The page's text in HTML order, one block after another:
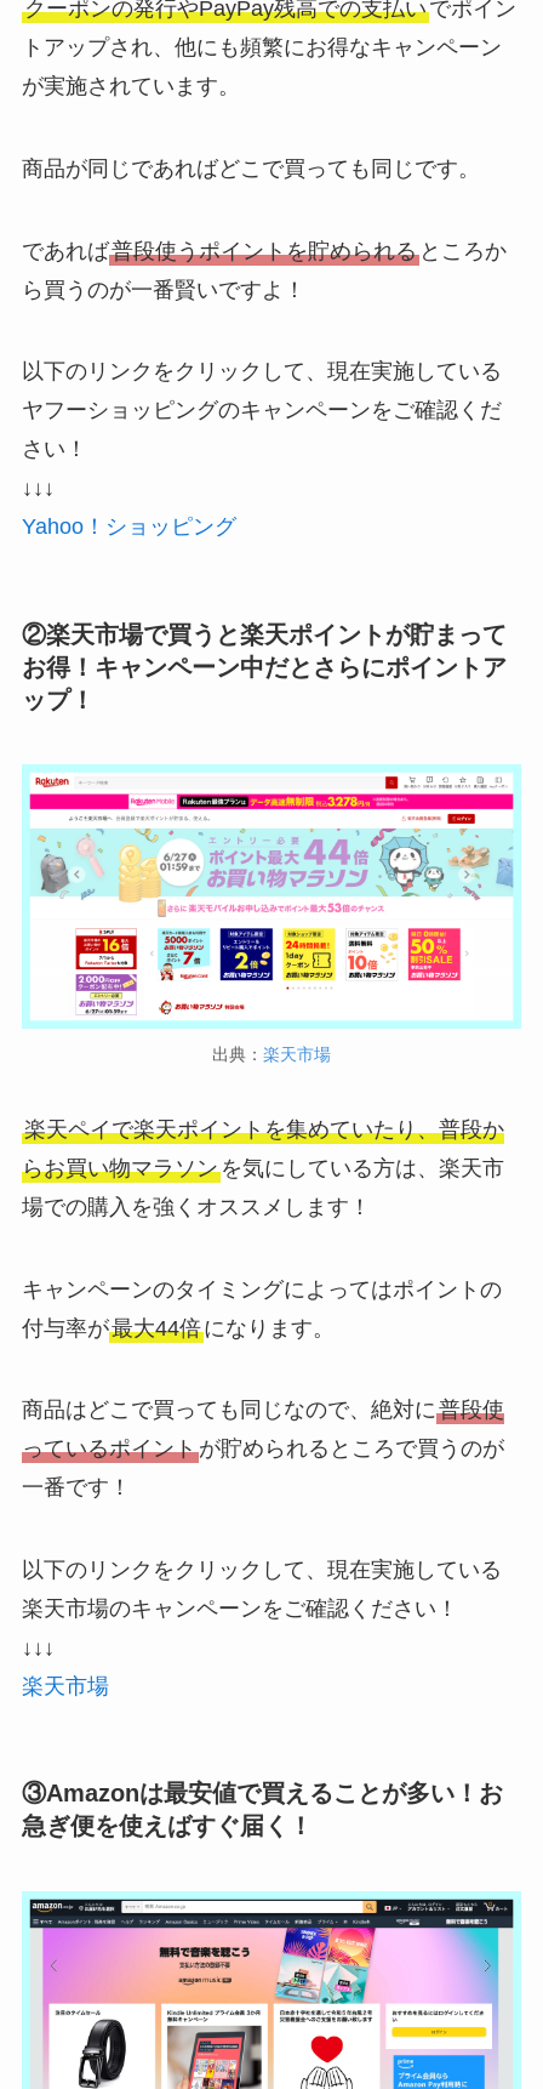
クーポンの発行やPayPay残高での支払いでポイン
トアップされ、他にも頻繁にお得なキャンペーン
が実施されています。
商品が同じであればどこで買っても同じです。
であれば普段使うポイントを貯められるところか
ら買うのが一番賢いですよ！
以下のリンクをクリックして、現在実施している
ヤフーショッピングのキャンペーンをご確認くだ
さい！
↓↓↓
Yahoo！ショッピング
②楽天市場で買うと楽天ポイントが貯まって
お得！キャンペーン中だとさらにポイントア
ップ！
出典： 楽天市場
楽天ペイで楽天ポイントを集めていたり、普段か
らお買い物マラソンを気にしている方は、楽天市
場での購入を強くオススメします！
キャンペーンのタイミングによってはポイントの
付与率が最大44倍になります。
商品はどこで買っても同じなので、絶対に普段使
っているポイントが貯められるところで買うのが
一番です！
以下のリンクをクリックして、現在実施している
楽天市場のキャンペーンをご確認ください！
↓↓↓
楽天市場
③Amazonは最安値で買えることが多い！お
急ぎ便を使えばすぐ届く！